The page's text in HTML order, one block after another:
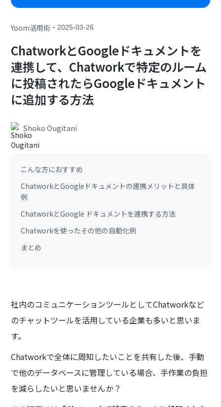
Yoom活用術 ・2025-03-26
ChatworkとGoogleドキュメントを
連携して、Chatworkで特定のルーム
に投稿されたらGoogleドキュメント
に追加する方法
Shoko Ougitani
こんな方におすすめ
ChatworkとGoogleドキュメントの連携メリットと具体
例
ChatworkとGoogle ドキュメントを連携する方法
Chatworkを使ったその他の自動化例
まとめ
社内のコミュニケーションツールとしてChatworkなど
のチャットツールを活用している企業も多いと思いま
す。
Chatworkで全体に周知したいことを共有した後、手動
で他のデータベースに管理している場合、手作業の負担
を減らしたいと思いませんか？